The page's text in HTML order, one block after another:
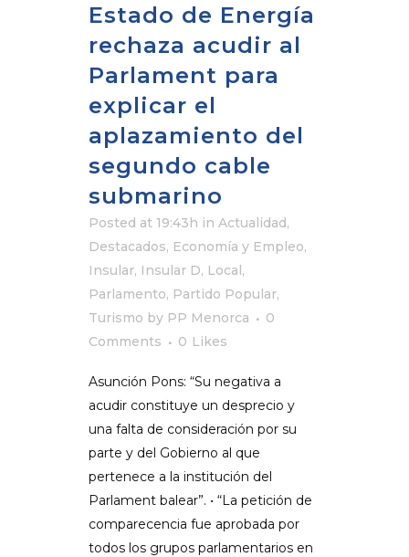
Estado de Energía
rechaza acudir al
Parlament para
explicar el
aplazamiento del
segundo cable
submarino
Posted at 19:43h in Actualidad,
Destacados, Economía y Empleo,
Insular, Insular D, Local,
Parlamento, Partido Popular,
Turismo by PP Menorca
0
Comments
0 Likes
Asunción Pons: “Su negativa a
acudir constituye un desprecio y
una falta de consideración por su
parte y del Gobierno al que
pertenece a la institución del
Parlament balear”. • “La petición de
comparecencia fue aprobada por
todos los grupos parlamentarios en